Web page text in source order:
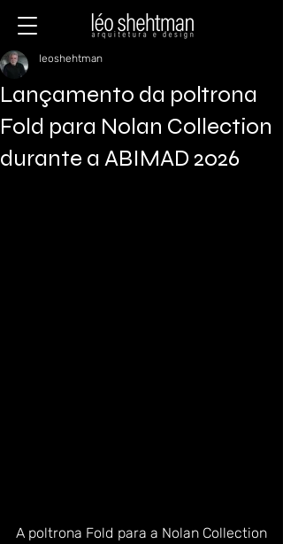
Lançamento da poltrona
Fold para Nolan Collection
durante a ABIMAD 2026
leoshehtman
A poltrona Fold para a Nolan Collection